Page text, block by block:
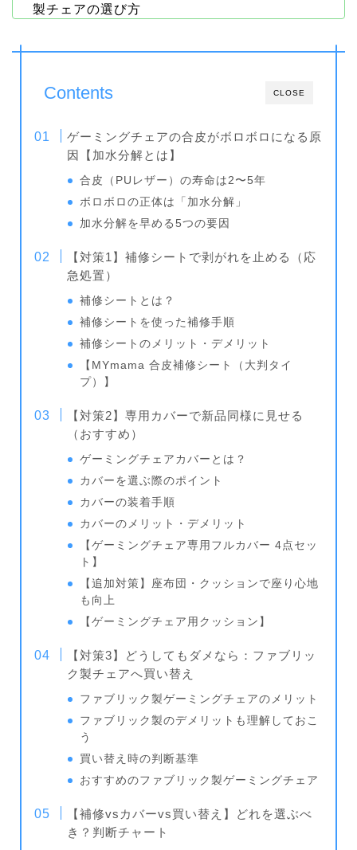
製チェアの選び方
CLOSE
Contents
ゲーミングチェアの合皮がボロボロになる原
因【加水分解とは】
合皮（PUレザー）の寿命は2〜5年
ボロボロの正体は「加水分解」
加水分解を早める5つの要因
【対策1】補修シートで剥がれを止める（応
急処置）
補修シートとは？
補修シートを使った補修手順
補修シートのメリット・デメリット
【MYmama 合皮補修シート（大判タイ
プ）】
【対策2】専用カバーで新品同様に見せる
（おすすめ）
ゲーミングチェアカバーとは？
カバーを選ぶ際のポイント
カバーの装着手順
カバーのメリット・デメリット
【ゲーミングチェア専用フルカバー 4点セッ
ト】
【追加対策】座布団・クッションで座り心地
も向上
【ゲーミングチェア用クッション】
【対策3】どうしてもダメなら：ファブリッ
ク製チェアへ買い替え
ファブリック製ゲーミングチェアのメリット
ファブリック製のデメリットも理解しておこ
う
買い替え時の判断基準
おすすめのファブリック製ゲーミングチェア
【補修vsカバーvs買い替え】どれを選ぶべ
き？判断チャート